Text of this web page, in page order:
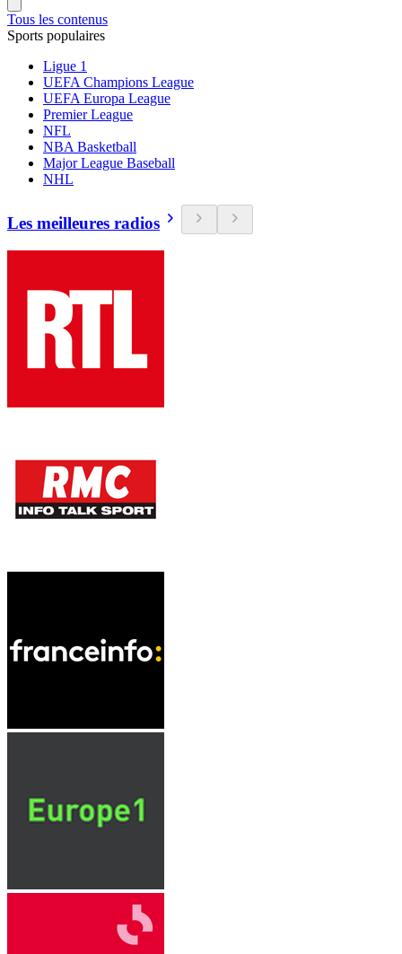
Tous les contenus
Sports populaires
Ligue 1
UEFA Champions League
UEFA Europa League
Premier League
NFL
NBA Basketball
Major League Baseball
NHL
Les meilleures radios